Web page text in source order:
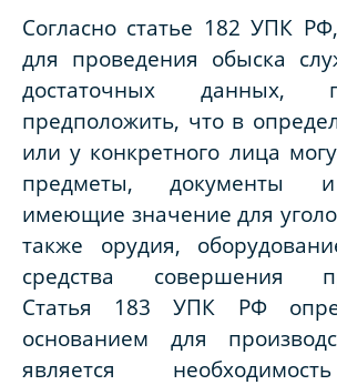
Согласно статье 182 УПК
для проведения обыска
достаточных данных,
предположить, что в
или у конкретного лица
предметы, документы
имеющие значение для
также орудия,
средства совершения
Статья 183 УПК РФ
основанием для
является